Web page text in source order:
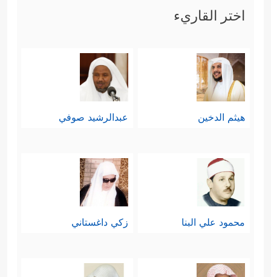
اختر القاريء
هيثم الدخين عبدالرشيد صوفي
محمود علي البنا زكي داغستاني